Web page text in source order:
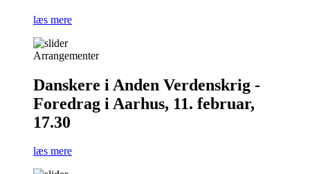
læs mere
Arrangementer
Danskere i Anden Verdenskrig -
Foredrag i Aarhus, 11. februar,
17.30
læs mere